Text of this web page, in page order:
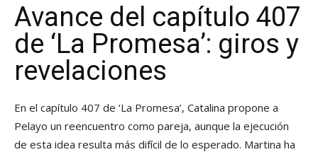
Avance del capítulo 407
de ‘La Promesa’: giros y
revelaciones
En el capítulo 407 de ‘La Promesa’, Catalina propone a
Pelayo un reencuentro como pareja, aunque la ejecución
de esta idea resulta más difícil de lo esperado. Martina ha